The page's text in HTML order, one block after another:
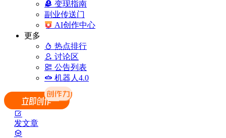
变现指南
副业传送门
AI创作中心
更多
热点排行
讨论区
公告列表
机器人4.0
发文章